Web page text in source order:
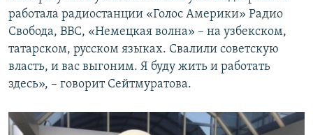
работала радиостанции «Голос Америки» Радио
Свобода, ВВС, «Немецкая волна» – на узбекском,
татарском, русском языках. Свалили советскую
власть, и вас выгоним. Я буду жить и работать
здесь», – говорит Сейтмуратова.